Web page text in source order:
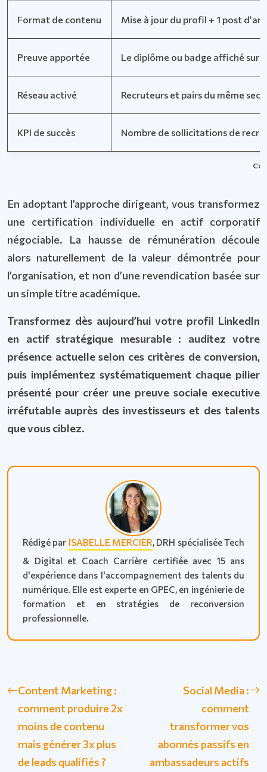
Format de contenu Mise à jour du profil + 1 post
Preuve apportée Le diplôme ou badge affiché sur
Réseau activé Recruteurs et pairs du même
KPI de succès Nombre de sollicitations de
En adoptant l’approche dirigeant, vous transformez
une certification individuelle en actif corporatif
négociable. La hausse de rémunération découle
alors naturellement de la valeur démontrée pour
l’organisation, et non d’une revendication basée sur
un simple titre académique.
Transformez dès aujourd’hui votre profil LinkedIn
en actif stratégique mesurable : auditez votre
présence actuelle selon ces critères de conversion,
puis implémentez systématiquement chaque pilier
présenté pour créer une preuve sociale executive
irréfutable auprès des investisseurs et des talents
que vous ciblez.
Rédigé par ISABELLE MERCIER, DRH spécialisée Tech
& Digital et Coach Carrière certifiée avec 15 ans
d'expérience dans l'accompagnement des talents du
numérique. Elle est experte en GPEC, en ingénierie de
formation et en stratégies de reconversion
professionnelle.
Content Marketing :
comment produire 2x
moins de contenu
mais générer 3x plus
de leads qualifiés ?
Social Media :
comment
transformer vos
abonnés passifs en
ambassadeurs actifs